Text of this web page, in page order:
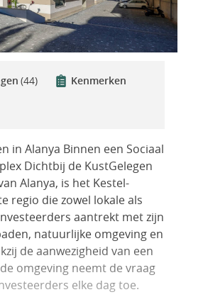
(44)
Kenmerken
in Alanya Binnen een Sociaal
Dichtbij de KustGelegen
Alanya, is het Kestel-
regio die zowel lokale als
aantrekt met zijn
natuurlijke omgeving en
de aanwezigheid van een
omgeving neemt de vraag
elke dag toe.